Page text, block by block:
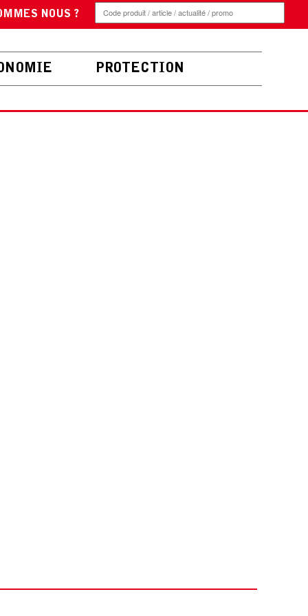
NOUS ?
PROTECTION